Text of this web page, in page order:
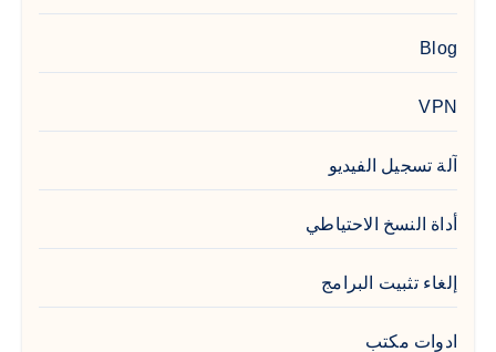
Blog
VPN
آلة تسجيل الفيديو
أداة النسخ الاحتياطي
إلغاء تثبيت البرامج
ادوات مكتب